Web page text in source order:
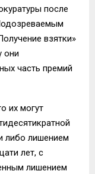
после
взятки»
они
часть премий
их могут
либо лишением
лет, с
лишением